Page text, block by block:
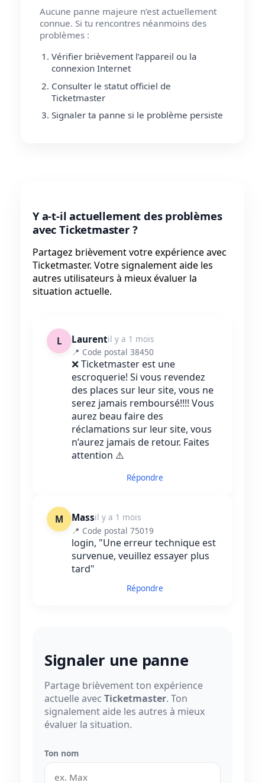
Aucune panne majeure n’est actuellement
connue. Si tu rencontres néanmoins des
problèmes :
Vérifier brièvement l’appareil ou la
connexion Internet
Consulter le statut officiel de
Ticketmaster
Signaler ta panne si le problème persiste
Y a-t-il actuellement des problèmes
avec Ticketmaster ?
Partagez brièvement votre expérience avec
Ticketmaster. Votre signalement aide les
autres utilisateurs à mieux évaluer la
situation actuelle.
L Laurentil y a 1 mois
📍 Code postal 38450
❌ Ticketmaster est une
escroquerie! Si vous revendez
des places sur leur site, vous ne
serez jamais remboursé!!!! Vous
aurez beau faire des
réclamations sur leur site, vous
n’aurez jamais de retour. Faites
attention ⚠️
Répondre
M Massil y a 1 mois
📍 Code postal 75019
login, "Une erreur technique est
survenue, veuillez essayer plus
tard"
Répondre
Signaler une panne
Partage brièvement ton expérience
actuelle avec Ticketmaster. Ton
signalement aide les autres à mieux
évaluer la situation.
Ton nom